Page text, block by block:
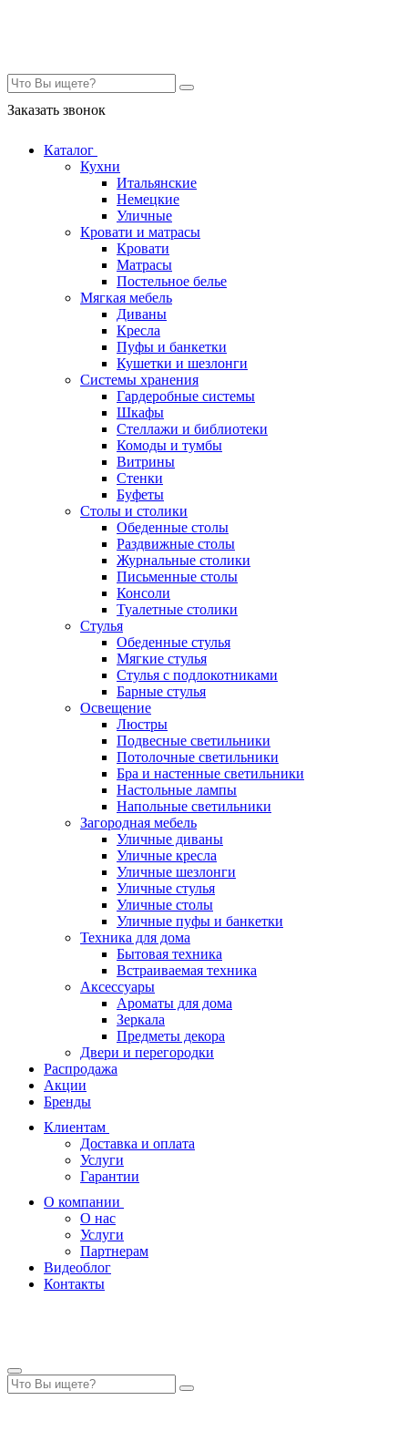
Заказать звонок
Каталог
Кухни
Итальянские
Немецкие
Уличные
Кровати и матрасы
Кровати
Матрасы
Постельное белье
Мягкая мебель
Диваны
Кресла
Пуфы и банкетки
Кушетки и шезлонги
Системы хранения
Гардеробные системы
Шкафы
Стеллажи и библиотеки
Комоды и тумбы
Витрины
Стенки
Буфеты
Столы и столики
Обеденные столы
Раздвижные столы
Журнальные столики
Письменные столы
Консоли
Туалетные столики
Стулья
Обеденные стулья
Мягкие стулья
Стулья с подлокотниками
Барные стулья
Освещение
Люстры
Подвесные светильники
Потолочные светильники
Бра и настенные светильники
Настольные лампы
Напольные светильники
Загородная мебель
Уличные диваны
Уличные кресла
Уличные шезлонги
Уличные стулья
Уличные столы
Уличные пуфы и банкетки
Техника для дома
Бытовая техника
Встраиваемая техника
Аксессуары
Ароматы для дома
Зеркала
Предметы декора
Двери и перегородки
Распродажа
Акции
Бренды
Клиентам
Доставка и оплата
Услуги
Гарантии
О компании
О нас
Услуги
Партнерам
Видеоблог
Контакты